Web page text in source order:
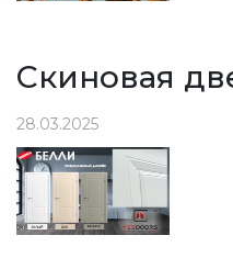
Скиновая
28.03.2025